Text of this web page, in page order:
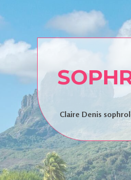
Claire Denis